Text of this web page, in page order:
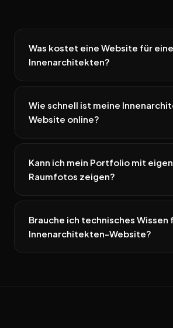
Was kostet eine Website für
Innenarchitekten?
Wie schnell ist meine
Website online?
Kann ich mein Portfolio mit
Raumfotos zeigen?
Brauche ich technisches Wissen
Innenarchitekten-Website?